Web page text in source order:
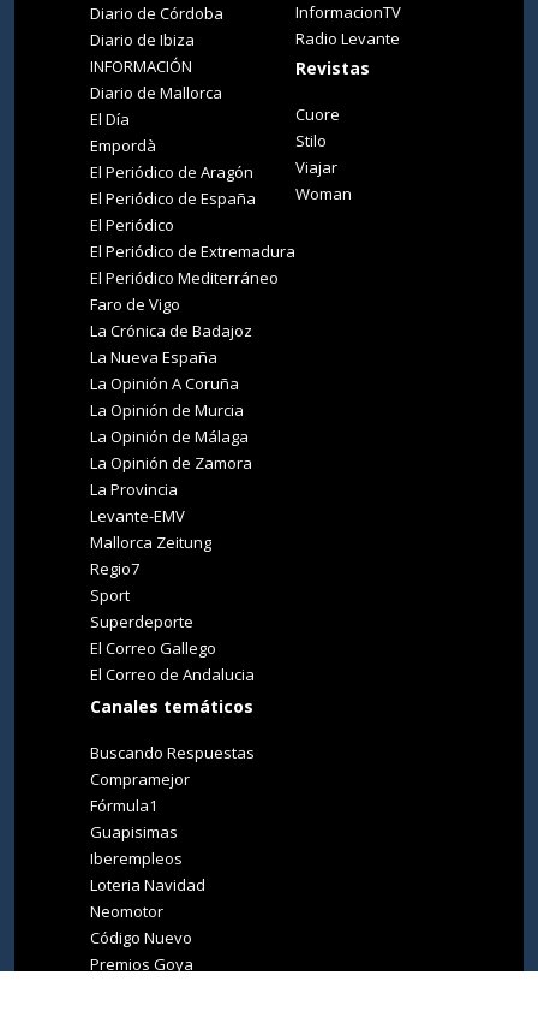
Diario de Córdoba
Diario de Ibiza
INFORMACIÓN
Diario de Mallorca
El Día
Empordà
El Periódico de Aragón
El Periódico de España
El Periódico
El Periódico de Extremadura
El Periódico Mediterráneo
Faro de Vigo
La Crónica de Badajoz
La Nueva España
La Opinión A Coruña
La Opinión de Murcia
La Opinión de Málaga
La Opinión de Zamora
La Provincia
Levante-EMV
Mallorca Zeitung
Regio7
Sport
Superdeporte
El Correo Gallego
El Correo de Andalucia
Canales temáticos
Buscando Respuestas
Compramejor
Fórmula1
Guapisimas
Iberempleos
Loteria Navidad
Neomotor
Código Nuevo
Premios Goya
InformacionTV
Radio Levante
Revistas
Cuore
Stilo
Viajar
Woman